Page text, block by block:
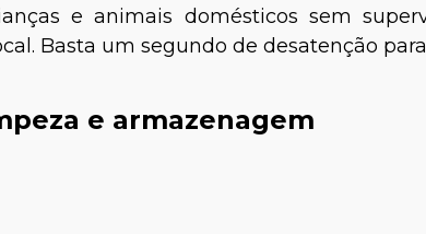
e animais domésticos sem
Basta um segundo de desatenção
e armazenagem